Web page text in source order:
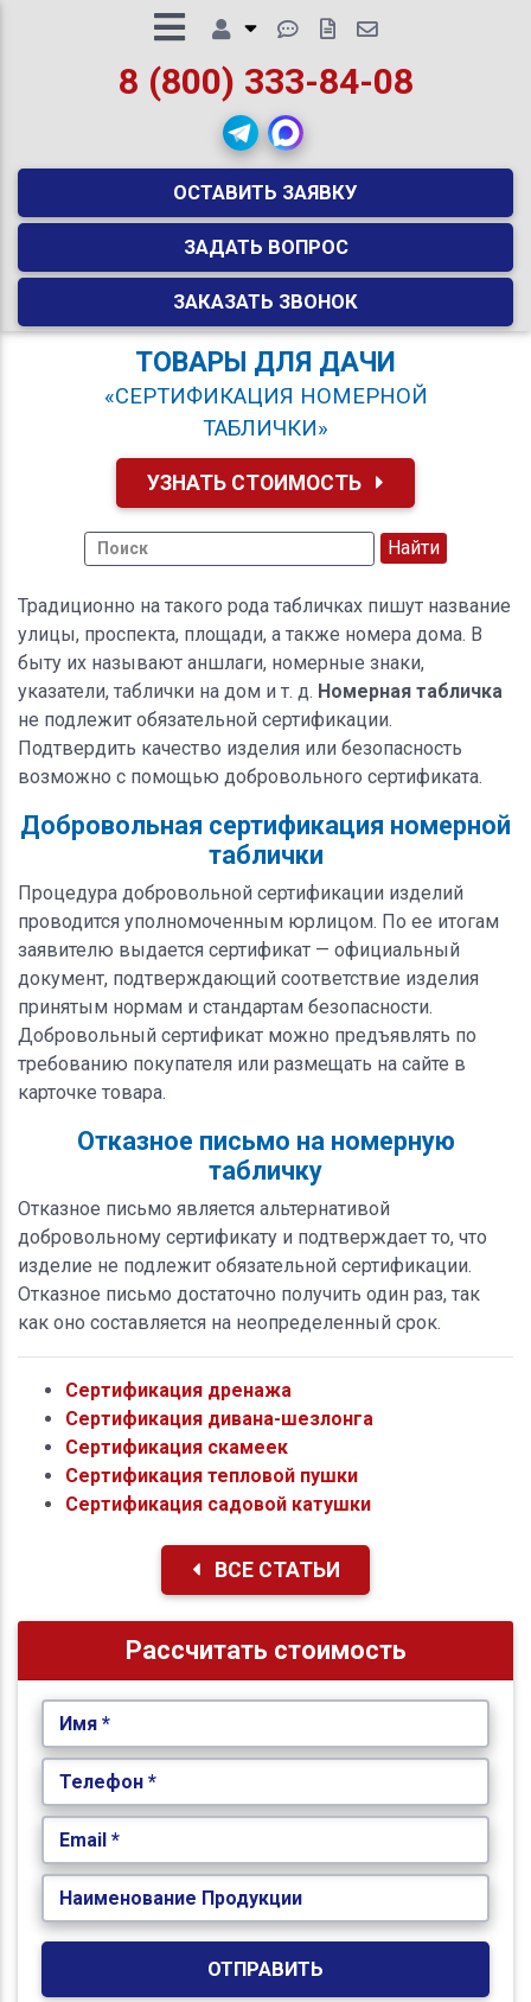
8 (800) 333-84-08
ОСТАВИТЬ ЗАЯВКУ
ЗАДАТЬ ВОПРОС
ЗАКАЗАТЬ ЗВОНОК
ТОВАРЫ ДЛЯ ДАЧИ
«СЕРТИФИКАЦИЯ НОМЕРНОЙ
ТАБЛИЧКИ»
УЗНАТЬ СТОИМОСТЬ
Традиционно на такого рода табличках пишут название
улицы, проспекта, площади, а также номера дома. В
быту их называют аншлаги, номерные знаки,
указатели, таблички на дом и т. д. Номерная табличка
не подлежит обязательной сертификации.
Подтвердить качество изделия или безопасность
возможно с помощью добровольного сертификата.
Добровольная сертификация номерной
таблички
Процедура добровольной сертификации изделий
проводится уполномоченным юрлицом. По ее итогам
заявителю выдается сертификат — официальный
документ, подтверждающий соответствие изделия
принятым нормам и стандартам безопасности.
Добровольный сертификат можно предъявлять по
требованию покупателя или размещать на сайте в
карточке товара.
Отказное письмо на номерную
табличку
Отказное письмо является альтернативой
добровольному сертификату и подтверждает то, что
изделие не подлежит обязательной сертификации.
Отказное письмо достаточно получить один раз, так
как оно составляется на неопределенный срок.
Сертификация дренажа
Сертификация дивана-шезлонга
Сертификация скамеек
Сертификация тепловой пушки
Сертификация садовой катушки
ВСЕ СТАТЬИ
Рассчитать стоимость
Имя *
Телефон *
Email *
Наименование Продукции
ОТПРАВИТЬ